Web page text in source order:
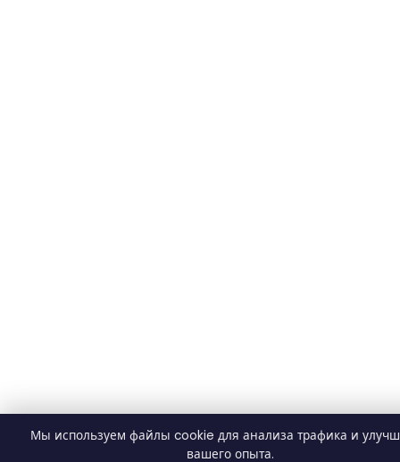
Мы используем файлы cookie для анализа трафика и
вашего опыта.